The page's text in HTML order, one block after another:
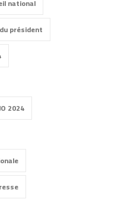
national
président
2024